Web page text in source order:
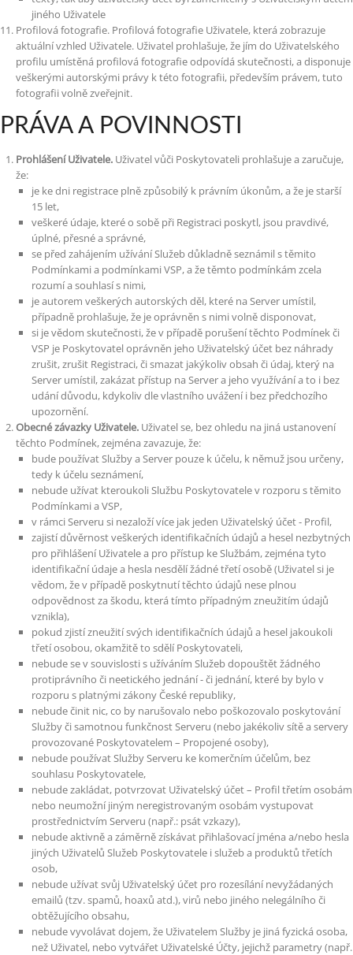
jiného Uživatele
Profilová fotografie. Profilová fotografie Uživatele, která zobrazuje
aktuální vzhled Uživatele. Uživatel prohlašuje, že jím do Uživatelského
profilu umístěná profilová fotografie odpovídá skutečnosti, a disponuje
veškerými autorskými právy k této fotografii, především právem, tuto
fotografii volně zveřejnit.
PRÁVA A POVINNOSTI
Prohlášení Uživatele. Uživatel vůči Poskytovateli prohlašuje a zaručuje,
že:
je ke dni registrace plně způsobilý k právním úkonům, a že je starší
15 let,
veškeré údaje, které o sobě při Registraci poskytl, jsou pravdivé,
úplné, přesné a správné,
se před zahájením užívání Služeb důkladně seznámil s těmito
Podmínkami a podmínkami VSP, a že těmto podmínkám zcela
rozumí a souhlasí s nimi,
je autorem veškerých autorských děl, které na Server umístil,
případně prohlašuje, že je oprávněn s nimi volně disponovat,
si je vědom skutečnosti, že v případě porušení těchto Podmínek či
VSP je Poskytovatel oprávněn jeho Uživatelský účet bez náhrady
zrušit, zrušit Registraci, či smazat jakýkoliv obsah či údaj, který na
Server umístil, zakázat přístup na Server a jeho využívání a to i bez
udání důvodu, kdykoliv dle vlastního uvážení i bez předchozího
upozornění.
Obecné závazky Uživatele. Uživatel se, bez ohledu na jiná ustanovení
těchto Podmínek, zejména zavazuje, že:
bude používat Služby a Server pouze k účelu, k němuž jsou určeny,
tedy k účelu seznámení,
nebude užívat kteroukoli Službu Poskytovatele v rozporu s těmito
Podmínkami a VSP,
v rámci Serveru si nezaloží více jak jeden Uživatelský účet - Profil,
zajistí důvěrnost veškerých identifikačních údajů a hesel nezbytných
pro přihlášení Uživatele a pro přístup ke Službám, zejména tyto
identifikační údaje a hesla nesdělí žádné třetí osobě (Uživatel si je
vědom, že v případě poskytnutí těchto údajů nese plnou
odpovědnost za škodu, která tímto případným zneužitím údajů
vznikla),
pokud zjistí zneužití svých identifikačních údajů a hesel jakoukoli
třetí osobou, okamžitě to sdělí Poskytovateli,
nebude se v souvislosti s užíváním Služeb dopouštět žádného
protiprávního či neetického jednání - či jednání, které by bylo v
rozporu s platnými zákony České republiky,
nebude činit nic, co by narušovalo nebo poškozovalo poskytování
Služby či samotnou funkčnost Serveru (nebo jakékoliv sítě a servery
provozované Poskytovatelem – Propojené osoby),
nebude používat Služby Serveru ke komerčním účelům, bez
souhlasu Poskytovatele,
nebude zakládat, potvrzovat Uživatelský účet – Profil třetím osobám
nebo neumožní jiným neregistrovaným osobám vystupovat
prostřednictvím Serveru (např.: psát vzkazy),
nebude aktivně a záměrně získávat přihlašovací jména a/nebo hesla
jiných Uživatelů Služeb Poskytovatele i služeb a produktů třetích
osob,
nebude užívat svůj Uživatelský účet pro rozesílání nevyžádaných
emailů (tzv. spamů, hoaxů atd.), virů nebo jiného nelegálního či
obtěžujícího obsahu,
nebude vyvolávat dojem, že Uživatelem Služby je jiná fyzická osoba,
než Uživatel, nebo vytvářet Uživatelské Účty, jejichž parametry (např.